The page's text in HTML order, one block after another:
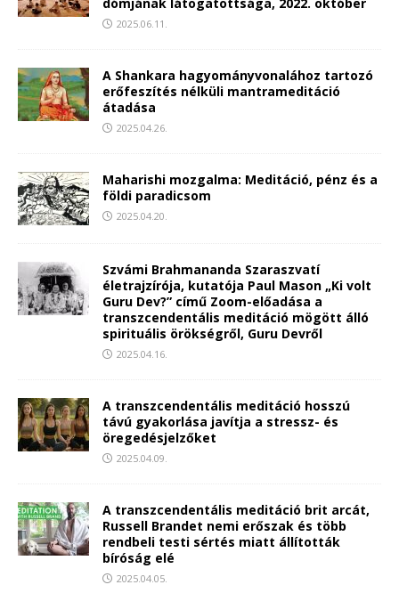
2025.06.11.
A Shankara hagyományvonalához tartozó
erőfeszítés nélküli mantrameditáció
átadása
2025.04.26.
Maharishi mozgalma: Meditáció, pénz és a
földi paradicsom
2025.04.20.
Szvámi Brahmananda Szaraszvatí
életrajzírója, kutatója Paul Mason „Ki volt
Guru Dev?” című Zoom-előadása a
transzcendentális meditáció mögött álló
spirituális örökségről, Guru Devről
2025.04.16.
A transzcendentális meditáció hosszú
távú gyakorlása javítja a stressz- és
öregedésjelzőket
2025.04.09.
A transzcendentális meditáció brit arcát,
Russell Brandet nemi erőszak és több
rendbeli testi sértés miatt állították
bíróság elé
2025.04.05.